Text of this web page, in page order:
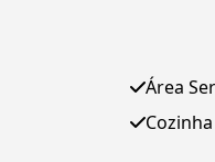
Área